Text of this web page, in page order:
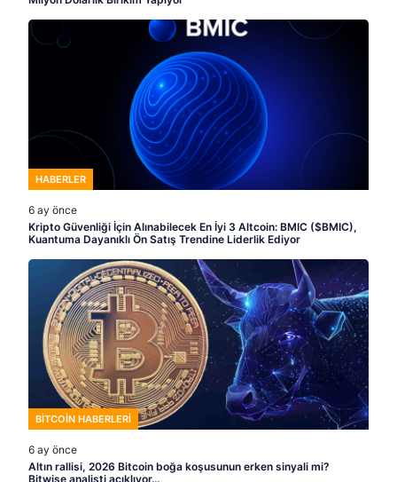
Kripto Güvenliği İçin Alınabilecek En İyi 3 Altcoin: BMIC ($BMIC),
Kuantuma Dayanıklı Ön Satış Trendine Liderlik Ediyor
6 ay önce
Altın rallisi, 2026 Bitcoin boğa koşusunun erken sinyali mi?
Bitwise analisti açıklıyor…
6 ay önce